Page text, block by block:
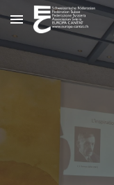
Skip to main content